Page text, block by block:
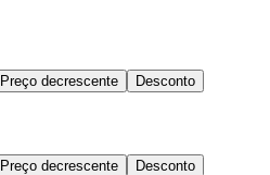
Preço decrescente Desconto
Preço decrescente Desconto